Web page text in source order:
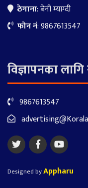
ठेगाना: बेनी म्याग्दी
फोन नं: 9867613547
विज्ञापनका
9867613547
Designed byAppharu